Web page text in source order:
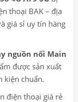
thoại BAK – địa
giá sỉ uy tín hàng
nguồn nối Main
được sản xuất
kiện chuẩn.
điện thoại giá rẻ